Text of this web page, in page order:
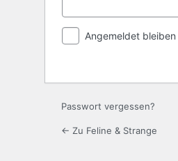
Angemeldet bleiben
Passwort vergessen?
← Zu Feline & Strange